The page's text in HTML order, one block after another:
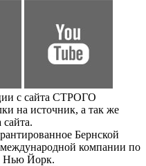
с сайта СТРОГО
на источник, а так же
Бернской
международной компании по
Нью Йорк.